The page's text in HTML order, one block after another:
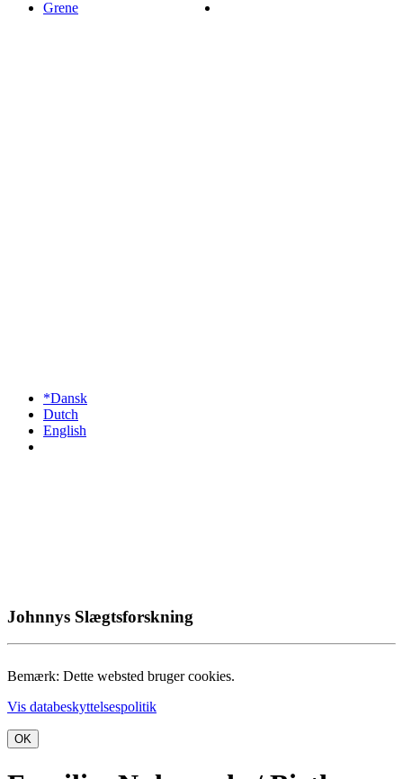
Grene
*Dansk
Dutch
English
Johnnys Slægtsforskning
Bemærk: Dette websted bruger cookies.
Vis databeskyttelsespolitik
OK